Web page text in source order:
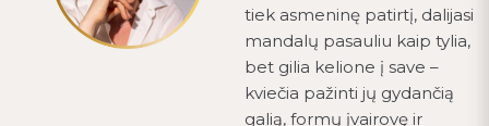
tiek asmeninę patirtį, dalijasi
mandalų pasauliu kaip tylia,
bet gilia kelione į save –
kviečia pažinti jų gydančią
galią, formų įvairovę ir